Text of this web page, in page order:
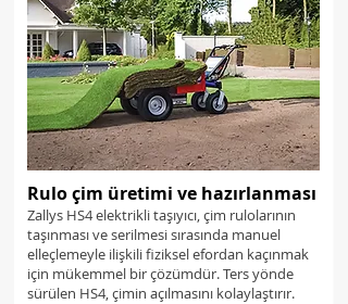
Rulo çim üretimi ve hazırlanması
Zallys HS4 elektrikli taşıyıcı, çim rulolarının
taşınması ve serilmesi sırasında manuel
elleçlemeyle ilişkili fiziksel efordan kaçınmak
için mükemmel bir çözümdür. Ters yönde
sürülen HS4, çimin açılmasını kolaylaştırır.